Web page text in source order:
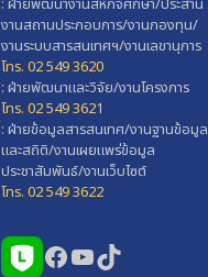
งานสถานประกอบการ/งานกองทุน/
งานระบบสารสนเทศฯ/งานเลขานุการ
โทร. 02 549 3620
: ฝ่ายพัฒนาและวิจัย/งานโครงการ
โทร. 02 549 3621
: ฝ่ายข้อมูลสารสนเทศ/งานฐานข้อมูล
และสถิติ/งานเผยแพร่ข้อมูล
ประชาสัมพันธ์/งานเว็บไซต์
โทร. 02 549 3622
Facebook
YouTube
TikTok